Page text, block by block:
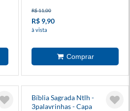
R$ 11,00
R$ 9,90
à vista
Bíblia Sagrada Ntlh -
3palavrinhas - Capa